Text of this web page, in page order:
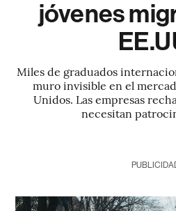
jóvenes
Miles de graduados
muro invisible en el
Unidos. Las empresas
necesitan